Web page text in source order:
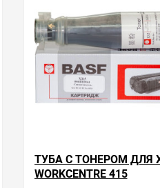
ТУБА С ТОНЕРОМ ДЛЯ
WORKCENTRE 415